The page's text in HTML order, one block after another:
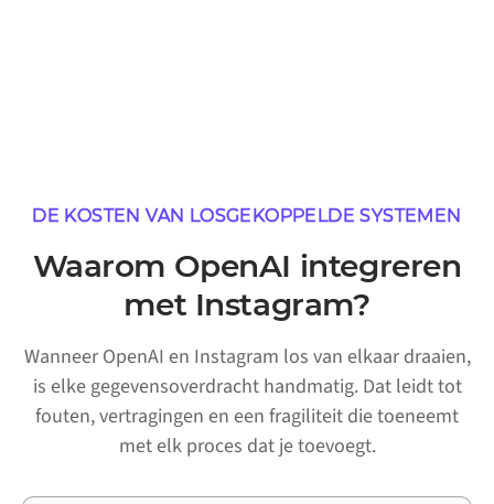
DE KOSTEN VAN LOSGEKOPPELDE SYSTEMEN
Waarom OpenAI integreren
met Instagram?
Wanneer OpenAI en Instagram los van elkaar draaien,
is elke gegevensoverdracht handmatig. Dat leidt tot
fouten, vertragingen en een fragiliteit die toeneemt
met elk proces dat je toevoegt.